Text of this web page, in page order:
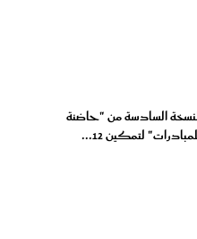
السادسة من "حاضنة
لتمكين 12...